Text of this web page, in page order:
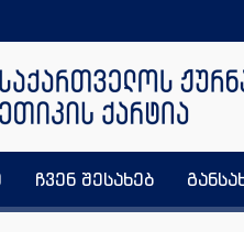
ჩვენ შესახებ